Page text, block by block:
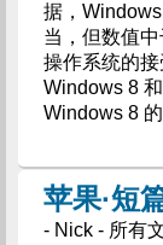
据，
当，但数值
操作系统的
Windows 8
Windows 8
苹果·短
- Nick - 所有